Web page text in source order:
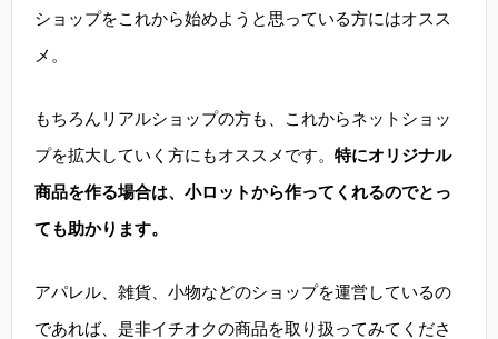
ショップをこれから始めようと思っている方にはオスス
メ。
もちろんリアルショップの方も、これからネットショッ
プを拡大していく方にもオススメです。 特にオリジナル
商品を作る場合は、小ロットから作ってくれるのでとっ
ても助かります。
アパレル、雑貨、小物などのショップを運営しているの
であれば、是非イチオクの商品を取り扱ってみてくださ